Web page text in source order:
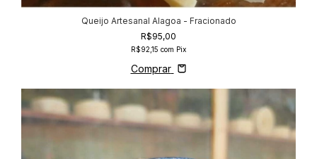
Queijo Artesanal Alagoa - Fracionado
R$95,00
R$92,15 com Pix
Comprar